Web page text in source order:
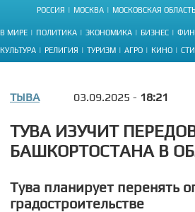
РОССИЯ МОСКВА МОСКОВСКАЯ ОБЛАСТЬ
В МИРЕ ПОЛИТИКА ЭКОНОМИКА БИЗНЕС
КУЛЬТУРА РЕЛИГИЯ ТУРИЗМ АГРО КИНО
ТЫВА 03.09.2025 - 18:21
ТУВА ИЗУЧИТ
БАШКОРТОСТАНА В
Тува планирует перенять
градостроительстве